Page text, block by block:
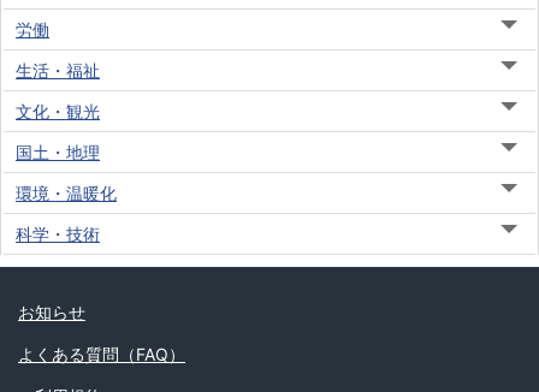
労働
生活・福祉
文化・観光
国土・地理
環境・温暖化
科学・技術
お知らせ
よくある質問（FAQ）